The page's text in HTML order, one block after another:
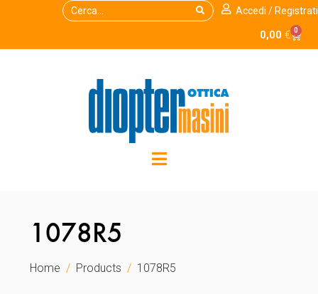
Accedi / Registrati
0,00 € 0
1078R5
Home Products 1078R5